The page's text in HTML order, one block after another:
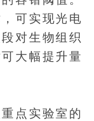
可实现光电
对生物组织
大幅提升量
点实验室的